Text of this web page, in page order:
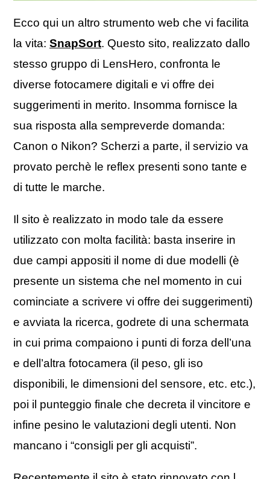
Ecco qui un altro strumento web che vi facilita
la vita: SnapSort. Questo sito, realizzato dallo
stesso gruppo di LensHero, confronta le
diverse fotocamere digitali e vi offre dei
suggerimenti in merito. Insomma fornisce la
sua risposta alla sempreverde domanda:
Canon o Nikon? Scherzi a parte, il servizio va
provato perchè le reflex presenti sono tante e
di tutte le marche.
Il sito è realizzato in modo tale da essere
utilizzato con molta facilità: basta inserire in
due campi appositi il nome di due modelli (è
presente un sistema che nel momento in cui
cominciate a scrivere vi offre dei suggerimenti)
e avviata la ricerca, godrete di una schermata
in cui prima compaiono i punti di forza dell’una
e dell’altra fotocamera (il peso, gli iso
disponibili, le dimensioni del sensore, etc. etc.),
poi il punteggio finale che decreta il vincitore e
infine pesino le valutazioni degli utenti. Non
mancano i “consigli per gli acquisti”.